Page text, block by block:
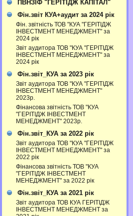
ПВНЗІФ "ГЕРІТІДЖ КАПІТАЛ"
Фін.звіт КУА+аудит за 2024 рік
Фін. звітність ТОВ "КУА "ГЕРІТІДЖ
ІНВЕСТМЕНТ МЕНЕДЖМЕНТ" за
2024 рік
Звіт аудитора ТОВ "КУА "ГЕРІТІДЖ
ІНВЕСТМЕНТ МЕНЕДЖМЕНТ" за
2024 рік
Фін.звіт_КУА за 2023 рік
Звіт аудитора ТОВ "КУА "ГЕРІТІДЖ
ІНВЕСТМЕНТ МЕНЕДЖМЕНТ"
2023р.
Фінансова звітність ТОВ "КУА
"ГЕРІТІДЖ ІНВЕСТМЕНТ
МЕНЕДЖМЕНТ" 2023р.
Фін.звіт_КУА за 2022 рік
Звіт аудитора ТОВ "КУА "ГЕРІТІДЖ
ІНВЕСТМЕНТ МЕНЕДЖМЕНТ" за
2022 рік
Фінансова звітність ТОВ "КУА
"ГЕРІТІДЖ ІНВЕСТМЕНТ
МЕНЕДЖМЕНТ" за 2022 рік
Фін.звіт_КУА за 2021 рік
Звіт аудитора ТОВ КУА ГЕРІТІДЖ
ІНВЕСТМЕНТ МЕНЕДЖМЕНТ за